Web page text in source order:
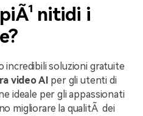
nitidi i
incredibili soluzioni gratuite
video AI per gli utenti di
ideale per gli appassionati
migliorare la qualitÃ dei